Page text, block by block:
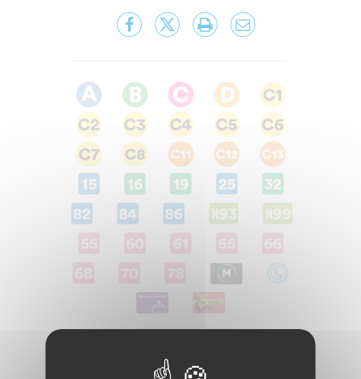
Partager
cette
Facebook
Partager
cette
Twitter
Lancer
l'impression
Partager
cette
e-
mail